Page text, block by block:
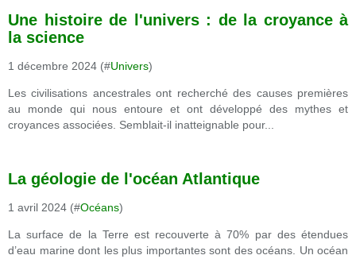
Une histoire de l'univers : de la croyance à
la science
1 décembre 2024 (#Univers)
Les civilisations ancestrales ont recherché des causes premières
au monde qui nous entoure et ont développé des mythes et
croyances associées. Semblait-il inatteignable pour...
La géologie de l'océan Atlantique
1 avril 2024 (#Océans)
La surface de la Terre est recouverte à 70% par des étendues
d’eau marine dont les plus importantes sont des océans. Un océan